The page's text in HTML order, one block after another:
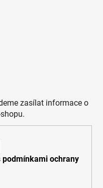
zasílat informace o
podmínkami ochrany